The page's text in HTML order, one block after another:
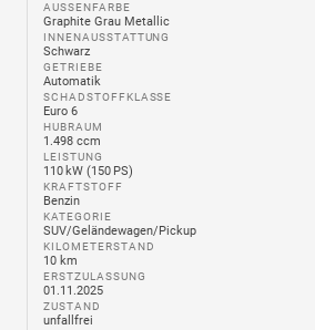
AUSSENFARBE
Graphite Grau Metallic
INNENAUSSTATTUNG
Schwarz
GETRIEBE
Automatik
SCHADSTOFFKLASSE
Euro 6
HUBRAUM
1.498 ccm
LEISTUNG
110 kW (150 PS)
KRAFTSTOFF
Benzin
KATEGORIE
SUV/Geländewagen/Pickup
KILOMETERSTAND
10 km
ERSTZULASSUNG
01.11.2025
ZUSTAND
unfallfrei